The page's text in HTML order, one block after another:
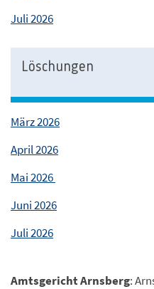
Juli 2026
Löschungen
März 2026
April 2026
Mai 2026
Juni 2026
Juli 2026
Amtsgericht Arnsberg: